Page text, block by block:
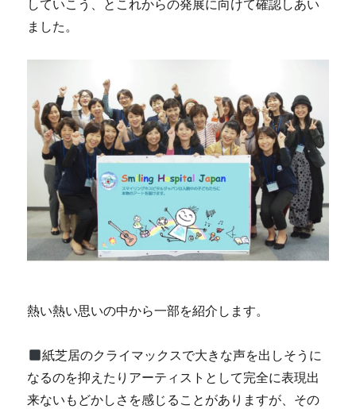
していこう、とこれからの発展に向けて確認しあい
ました。
熱い熱い思いの中から一部を紹介します。
紙芝居のクライマックスで大きな声を出しそうに
なるのを抑えたりアーティストとして完全に表現出
来ないもどかしさを感じることがありますが、その